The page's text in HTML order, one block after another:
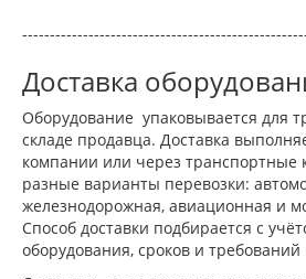
Доставка
Оборудование упаковывается для
складе продавца. Доставка
компании или через
разные варианты перевозки:
железнодорожная, авиационная и
Способ доставки подбирается с
оборудования, сроков и требований